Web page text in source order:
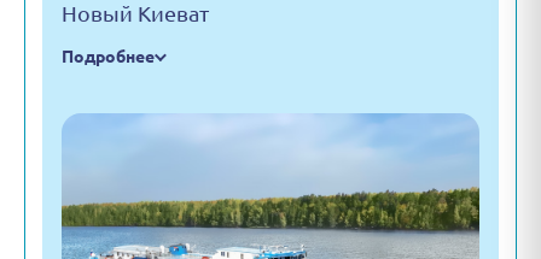
Новый Киеват
Подробнее